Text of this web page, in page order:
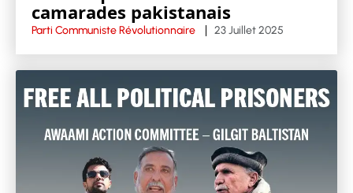
camarades pakistanais
Parti Communiste Révolutionnaire 23 Juillet 2025